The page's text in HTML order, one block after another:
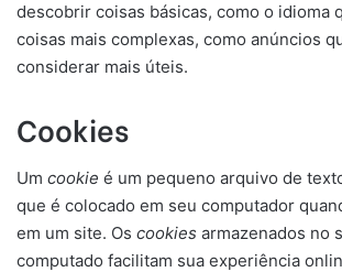
descobrir coisas básicas, como o idioma
coisas mais complexas, como anúncios
considerar mais úteis.
Cookies
Um cookie é um pequeno arquivo de
que é colocado em seu computador
em um site. Os cookies armazenados no
computado facilitam sua experiência